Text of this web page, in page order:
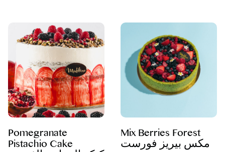
Pomegranate
Pistachio Cake
Mix Berries Forest
مكس بيريز فورست